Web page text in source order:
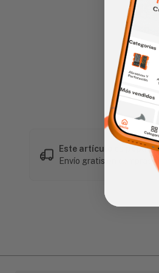
Este artículo es popular
Envío gratis en compras